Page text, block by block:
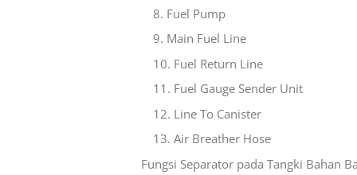
8. Fuel Pump
9. Main Fuel Line
10. Fuel Return Line
11. Fuel Gauge Sender Unit
12. Line To Canister
13. Air Breather Hose
Fungsi Separator pada Tangki Bahan